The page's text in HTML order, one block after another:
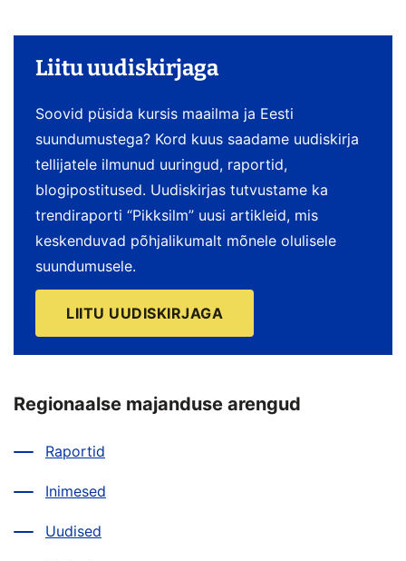
Liitu uudiskirjaga
Soovid püsida kursis maailma ja Eesti
suundumustega? Kord kuus saadame uudiskirja
tellijatele ilmunud uuringud, raportid,
blogipostitused. Uudiskirjas tutvustame ka
trendiraporti “Pikksilm” uusi artikleid, mis
keskenduvad põhjalikumalt mõnele olulisele
suundumusele.
LIITU UUDISKIRJAGA
Regionaalse majanduse arengud
Raportid
Inimesed
Uudised